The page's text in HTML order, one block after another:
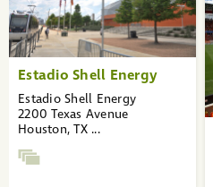
Estadio Shell Energy
Estadio Shell Energy
2200 Texas Avenue
Houston, TX ...